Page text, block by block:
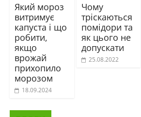
Який мороз
витримує
капуста і що
робити,
якщо
врожай
прихопило
морозом
18.09.2024
Чому
тріскаються
помідори та
як цього не
допускати
25.08.2022